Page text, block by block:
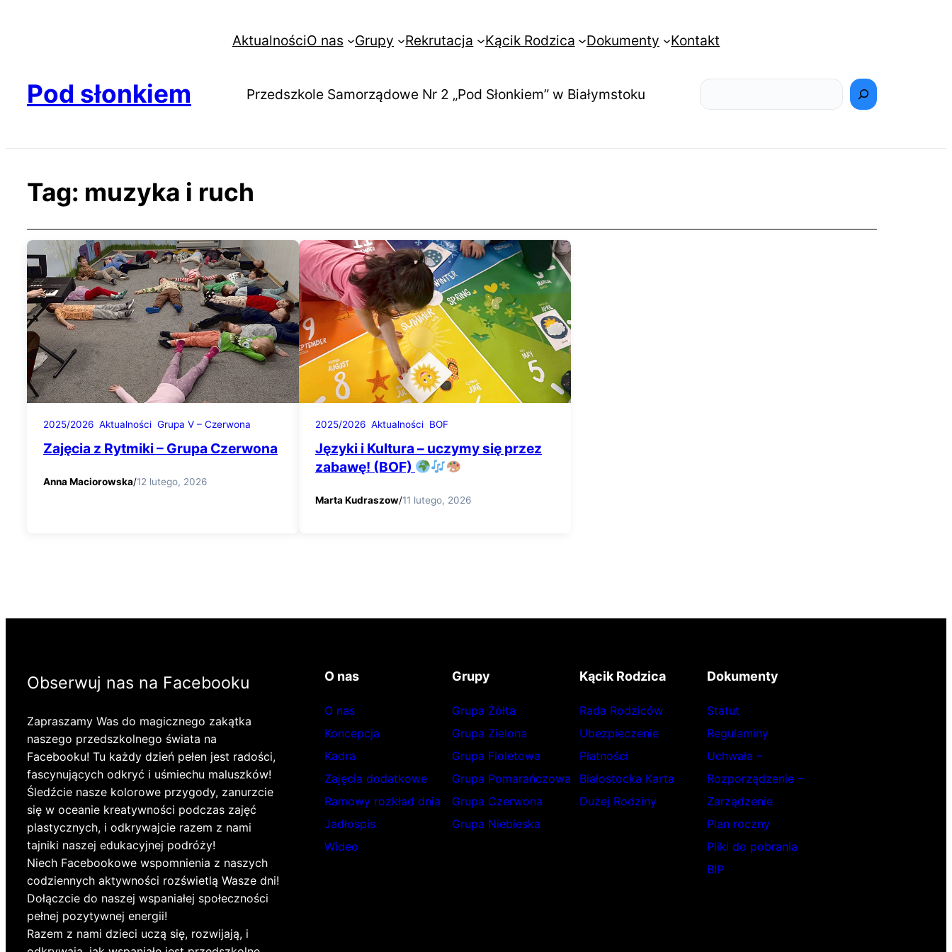
AktualnościO nas Grupy Rekrutacja Kącik Rodzica Dokumenty Kontakt
Pod słonkiem Przedszkole Samorządowe Nr 2 „Pod Słonkiem” w Białymstoku
Tag: muzyka i ruch
2025/2026 Aktualności Grupa V – Czerwona
Zajęcia z Rytmiki – Grupa Czerwona
Anna Maciorowska/12 lutego, 2026
2025/2026 Aktualności BOF
Języki i Kultura – uczymy się przez
zabawę! (BOF)
Marta Kudraszow/11 lutego, 2026
Obserwuj nas na Facebooku
Zapraszamy Was do magicznego zakątka
naszego przedszkolnego świata na
Facebooku! Tu każdy dzień pełen jest radości,
fascynujących odkryć i uśmiechu maluszków!
Śledźcie nasze kolorowe przygody, zanurzcie
się w oceanie kreatywności podczas zajęć
plastycznych, i odkrywajcie razem z nami
tajniki naszej edukacyjnej podróży!
Niech Facebookowe wspomnienia z naszych
codziennych aktywności rozświetlą Wasze dni!
Dołączcie do naszej wspaniałej społeczności
pełnej pozytywnej energii!
Razem z nami dzieci uczą się, rozwijają, i
O nas
O nas
Koncepcja
Kadra
Zajęcia dodatkowe
Ramowy rozkład dnia
Jadłospis
Wideo
Grupy
Grupa Żółta
Grupa Zielona
Grupa Fioletowa
Grupa Pomarańczowa
Grupa Czerwona
Grupa Niebieska
Kącik Rodzica
Rada Rodziców
Ubezpieczenie
Płatności
Białostocka Karta
Dużej Rodziny
Dokumenty
Statut
Regulaminy
Uchwała –
Rozporządzenie –
Zarządzenie
Plan roczny
Pliki do pobrania
BIP